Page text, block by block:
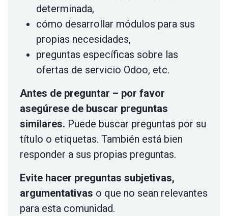
determinada,
cómo desarrollar módulos para sus
propias necesidades,
preguntas específicas sobre las
ofertas de servicio Odoo, etc.
Antes de preguntar – por favor
asegúrese de buscar preguntas
similares. Puede buscar preguntas por su
título o etiquetas. También está bien
responder a sus propias preguntas.
Evite hacer preguntas subjetivas,
argumentativas o que no sean relevantes
para esta comunidad.